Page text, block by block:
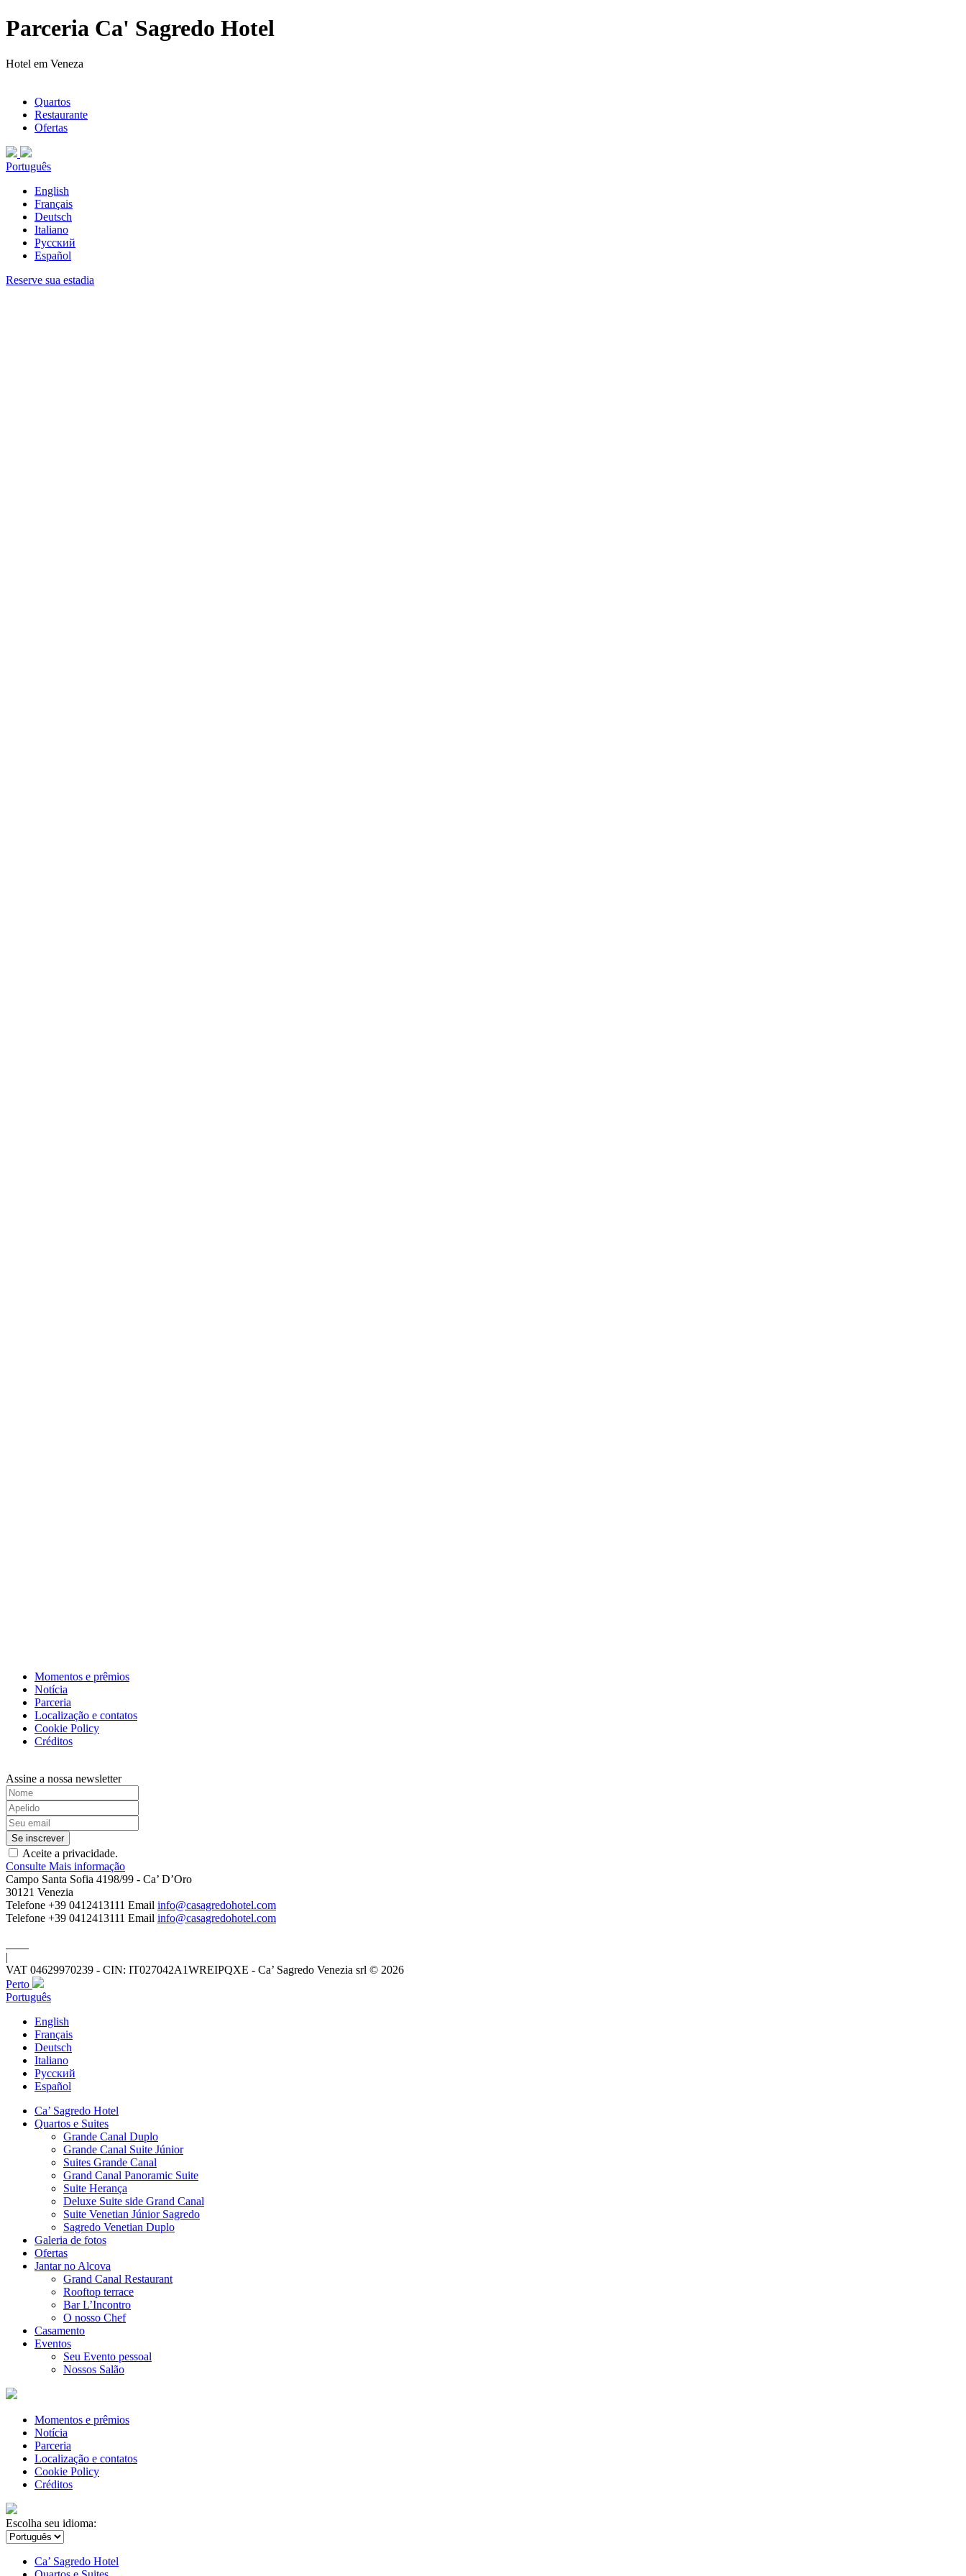
Parceria Ca' Sagredo Hotel
Hotel em Veneza
Quartos
Restaurante
Ofertas
Português
English
Français
Deutsch
Italiano
Русский
Español
Reserve sua estadia
Momentos e prêmios
Notícia
Parceria
Localização e contatos
Cookie Policy
Créditos
Assine a nossa newsletter
Aceite a privacidade.
Consulte Mais informação
Campo Santa Sofia 4198/99 - Ca’ D’Oro
30121 Venezia
Telefone +39 0412413111 Email info@casagredohotel.com
Telefone +39 0412413111 Email info@casagredohotel.com
|
VAT 04629970239 - CIN: IT027042A1WREIPQXE - Ca’ Sagredo Venezia srl © 2026
Perto
Português
English
Français
Deutsch
Italiano
Русский
Español
Ca’ Sagredo Hotel
Quartos e Suites
Grande Canal Duplo
Grande Canal Suite Júnior
Suites Grande Canal
Grand Canal Panoramic Suite
Suite Herança
Deluxe Suite side Grand Canal
Suite Venetian Júnior Sagredo
Sagredo Venetian Duplo
Galeria de fotos
Ofertas
Jantar no Alcova
Grand Canal Restaurant
Rooftop terrace
Bar L’Incontro
O nosso Chef
Casamento
Eventos
Seu Evento pessoal
Nossos Salão
Momentos e prêmios
Notícia
Parceria
Localização e contatos
Cookie Policy
Créditos
Escolha seu idioma:
Ca’ Sagredo Hotel